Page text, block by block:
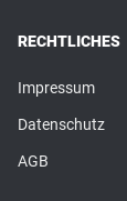
RECHTLICHES
Impressum
Datenschutz
AGB